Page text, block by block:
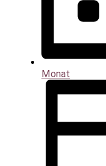
Monat